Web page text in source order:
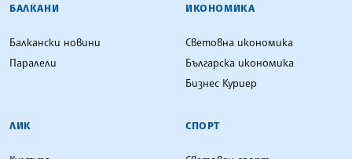
БАЛКАНИ
Балкански новини
Паралели
ИКОНОМИКА
Световна икономика
Българска икономика
Бизнес Куриер
ЛИК СПОРТ